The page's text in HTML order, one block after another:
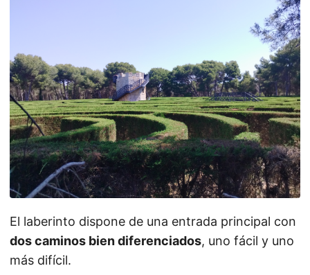
El laberinto dispone de una entrada principal con
dos caminos bien diferenciados, uno fácil y uno
más difícil.